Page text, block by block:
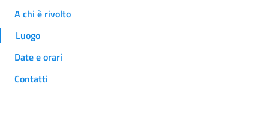
A chi è rivolto
Luogo
Date e orari
Contatti